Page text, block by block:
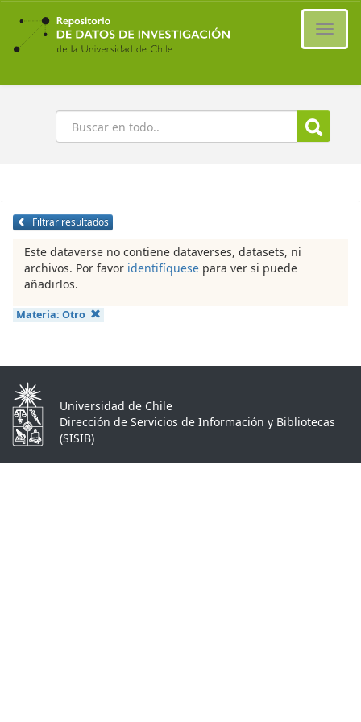
Ir
contenido
principal
Buscar
Filtrar resultados
Este dataverse no contiene dataverses, datasets, ni
archivos. Por favor identifíquese para ver si puede
añadirlos.
Materia: Otro
Universidad de Chile
Dirección de Servicios de Información y Bibliotecas
(SISIB)